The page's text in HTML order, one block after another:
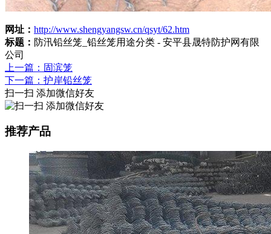
网址： http://www.shengyangsw.cn/qsyt/62.htm
标题： 防汛铅丝笼_铅丝笼用途分类 - 安平县晟特防护网有限
公司
上一篇：固滨笼
下一篇：护岸铅丝笼
扫一扫 添加微信好友
推荐产品